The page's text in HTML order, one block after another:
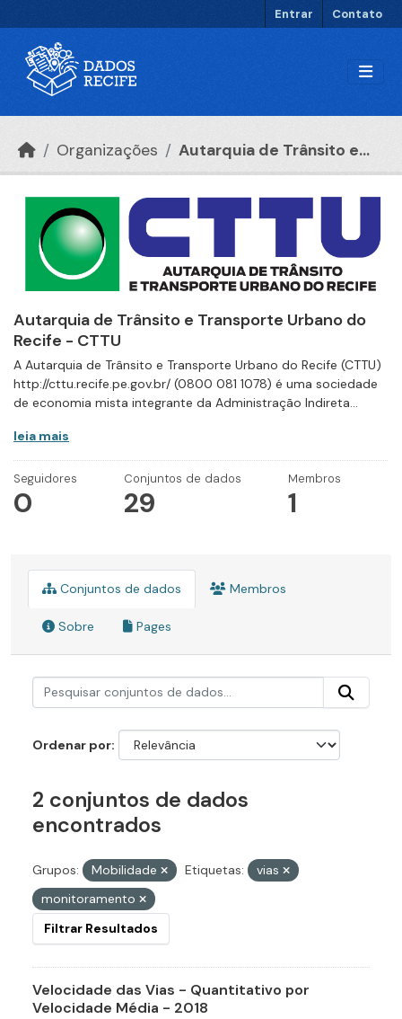
Entrar Contato
Organizações Autarquia de Trânsito e...
Autarquia de Trânsito e Transporte Urbano do
Recife - CTTU
A Autarquia de Trânsito e Transporte Urbano do Recife (CTTU)
http://cttu.recife.pe.gov.br/ (0800 081 1078) é uma sociedade
de economia mista integrante da Administração Indireta...
leia mais
Seguidores
0
Conjuntos de dados
29
Membros
1
Conjuntos de dados Membros
Sobre Pages
Ordenar por
2 conjuntos de dados
encontrados
Grupos: Mobilidade Etiquetas:
vias
monitoramento
Filtrar Resultados
Velocidade das Vias - Quantitativo por
Velocidade Média - 2018